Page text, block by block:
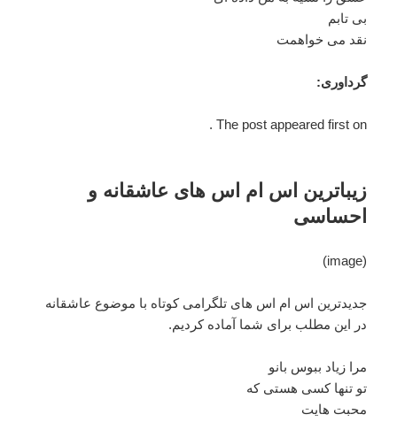
بی تابم
نقد می خواهمت
گرداوری:
The post appeared first on .
زیباترین اس ام اس های عاشقانه و
احساسی
(image)
جدیدترین اس ام اس های تلگرامی کوتاه با موضوع عاشقانه
در این مطلب برای شما آماده کردیم.
مرا زیاد ببوس بانو
تو تنها کسی هستی که
محبت هایت